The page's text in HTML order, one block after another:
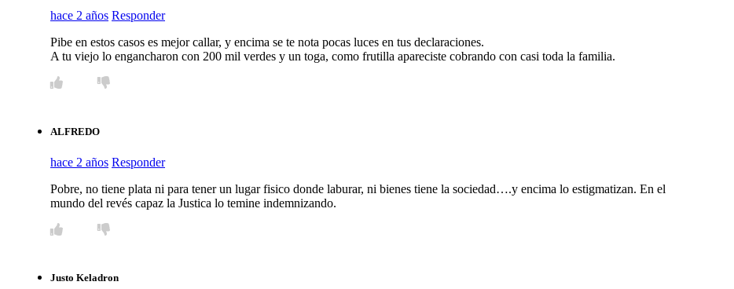
hace 2 años Responder
Pibe en estos casos es mejor callar, y encima se te nota pocas luces en tus declaraciones.
A tu viejo lo engancharon con 200 mil verdes y un toga, como frutilla apareciste cobrando con casi toda la familia.
ALFREDO
hace 2 años Responder
Pobre, no tiene plata ni para tener un lugar fisico donde laburar, ni bienes tiene la sociedad….y encima lo estigmatizan. En el
mundo del revés capaz la Justica lo temine indemnizando.
Justo Keladron